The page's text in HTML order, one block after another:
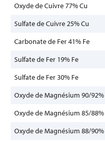
Oxyde de Cuivre 77% Cu
Sulfate de Cuivre 25% Cu
Carbonate de Fer 41% Fe
Sulfate de Fer 19% Fe
Sulfate de Fer 30% Fe
Oxyde de Magnésium 90/
Oxyde de Magnésium 85/
Oxyde de Magnésium 88/